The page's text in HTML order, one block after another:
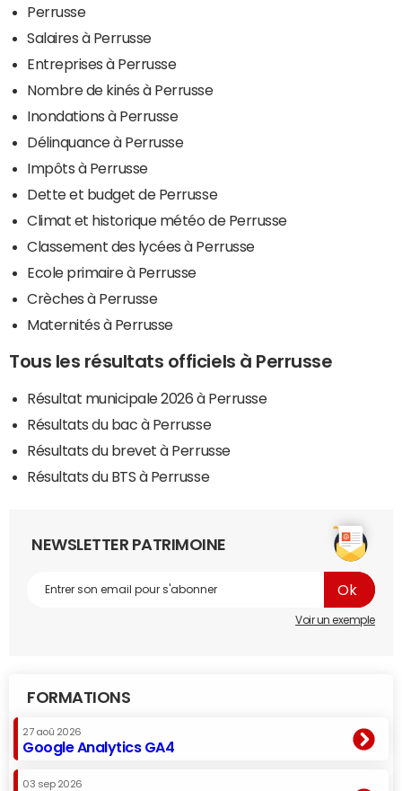
Perrusse
Salaires à Perrusse
Entreprises à Perrusse
Nombre de kinés à Perrusse
Inondations à Perrusse
Délinquance à Perrusse
Impôts à Perrusse
Dette et budget de Perrusse
Climat et historique météo de Perrusse
Classement des lycées à Perrusse
Ecole primaire à Perrusse
Crèches à Perrusse
Maternités à Perrusse
Tous les résultats officiels à Perrusse
Résultat municipale 2026 à Perrusse
Résultats du bac à Perrusse
Résultats du brevet à Perrusse
Résultats du BTS à Perrusse
NEWSLETTER PATRIMOINE
Voir un exemple
FORMATIONS
27 aoû 2026
Google Analytics GA4
03 sep 2026